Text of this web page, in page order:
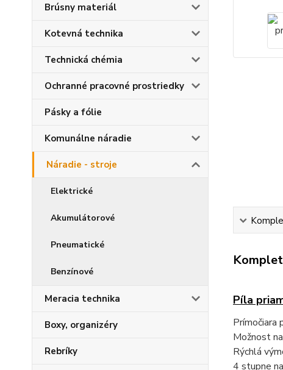
Brúsny materiál
Kotevná technika
Technická chémia
Ochranné pracovné prostriedky
Pásky a fólie
Komunálne náradie
Náradie - stroje
Elektrické
Akumulátorové
Pneumatické
Benzínové
Meracia technika
Boxy, organizéry
Rebríky
Píla
Prímočiara
Možnost
Rýchlá
4 stupne